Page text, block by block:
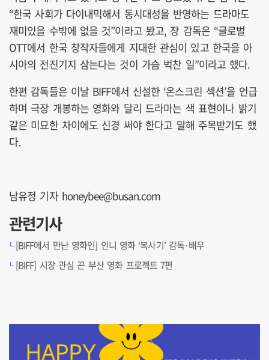
“한국 사회가 다이내믹해서 동시대성을 반영하는 드라마도
재미있을 수밖에 없을 것”이라고 봤고, 장 감독은 “글로벌
OTT에서 한국 창작자들에게 지대한 관심이 있고 한국을 아
시아의 전진기지 삼는다는 것이 가슴 벅찬 일”이라고 했다.
한편 감독들은 이날 BIFF에서 신설한 ‘온스크린 섹션’을 언급
하며 극장 개봉하는 영화와 달리 드라마는 색 표현이나 밝기
같은 미묘한 차이에도 신경 써야 한다고 말해 주목받기도 했
다.
남유정 기자 honeybee@busan.com
관련기사
[BIFF에서 만난 영화인] 인니 영화 ‘복사기’ 감독·배우
[BIFF] 시장 관심 끈 부산 영화 프로젝트 7편